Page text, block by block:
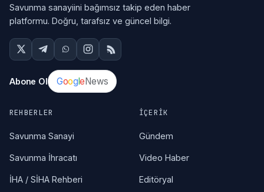
Savunma sanayiini bağımsız takip eden haber
platformu. Doğru, tarafsız ve güncel bilgi.
Abone Ol GoogleNews
REHBERLER
Savunma Sanayi
Savunma İhracatı
İHA / SİHA Rehberi
İÇERIK
Gündem
Video Haber
Editöryal